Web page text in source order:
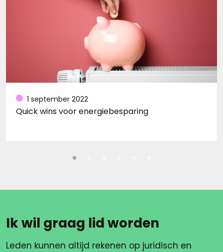
1 september 2022
Quick wins voor energiebesparing
Ik wil graag lid worden
Leden kunnen altijd rekenen op juridisch en